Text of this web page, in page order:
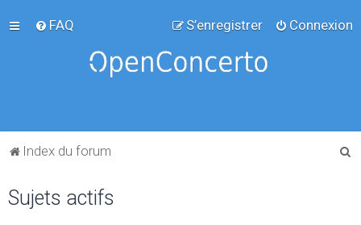
FAQ Connexion
S’enregistrer
Index du forum
Sujets actifs